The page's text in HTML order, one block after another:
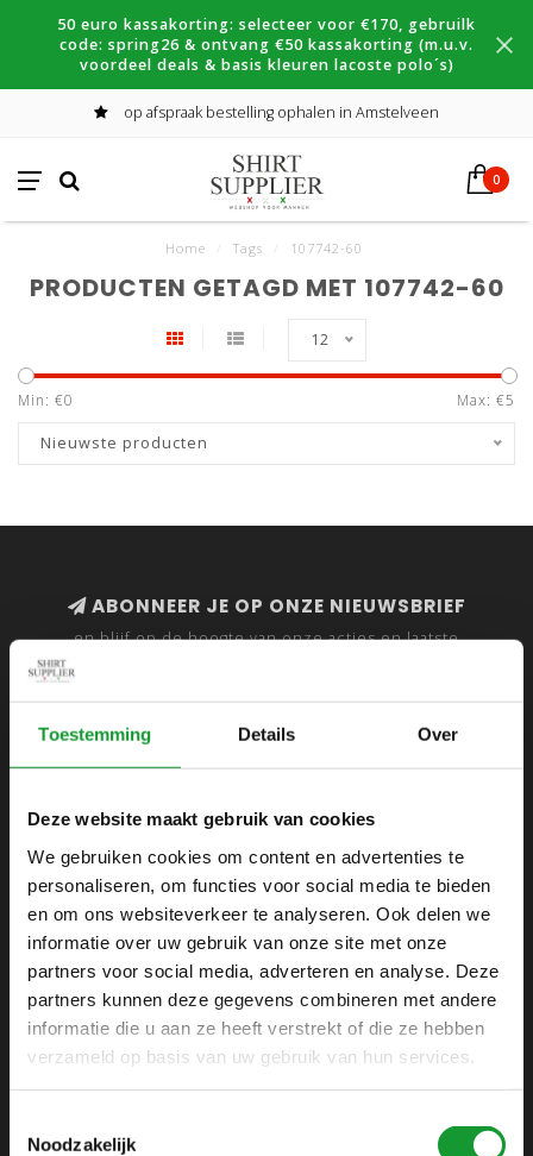
Toestemming Details Over
Deze website maakt gebruik van cookies
We gebruiken cookies om content en advertenties te
personaliseren, om functies voor social media te bieden
en om ons websiteverkeer te analyseren. Ook delen we
informatie over uw gebruik van onze site met onze
partners voor social media, adverteren en analyse. Deze
partners kunnen deze gegevens combineren met andere
informatie die u aan ze heeft verstrekt of die ze hebben
verzameld op basis van uw gebruik van hun services.
Noodzakelijk
50 euro kassakorting: selecteer voor €170, gebruilk
code: spring26 & ontvang €50 kassakorting (m.u.v.
voordeel deals & basis kleuren lacoste polo´s)
op afspraak bestelling ophalen in Amstelveen
0
Home Tags 107742-60
PRODUCTEN GETAGD MET 107742-60
12
Min: €0 Max: €5
Nieuwste producten
ABONNEER JE OP ONZE NIEUWSBRIEF
en blijf op de hoogte van onze acties en laatste
SHIRTSUPPLIER.NL
Webshop voor mannen
Zijlijnstraat 24
1433 DC
+31 6 42 52 32 80
+31 6 42 52 32 80